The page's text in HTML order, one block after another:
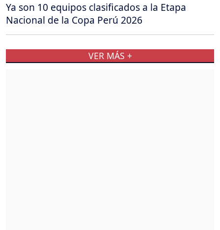
Ya son 10 equipos clasificados a la Etapa
Nacional de la Copa Perú 2026
VER MÁS +